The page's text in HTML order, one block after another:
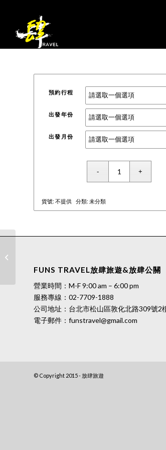
預約行程
出發年份
出發月份
貨號: 不提供 分類: 未分類
FUNS TRAVEL放肆旅遊&放肆公關
營業時間：M-F 9:00 am – 6:00 pm
服務專線： 02-7709-1888
公司地址：台北市松山區敦化北路309號2
電子郵件： funstravel@gmail.com
© Copyright 2015 - 放肆旅遊